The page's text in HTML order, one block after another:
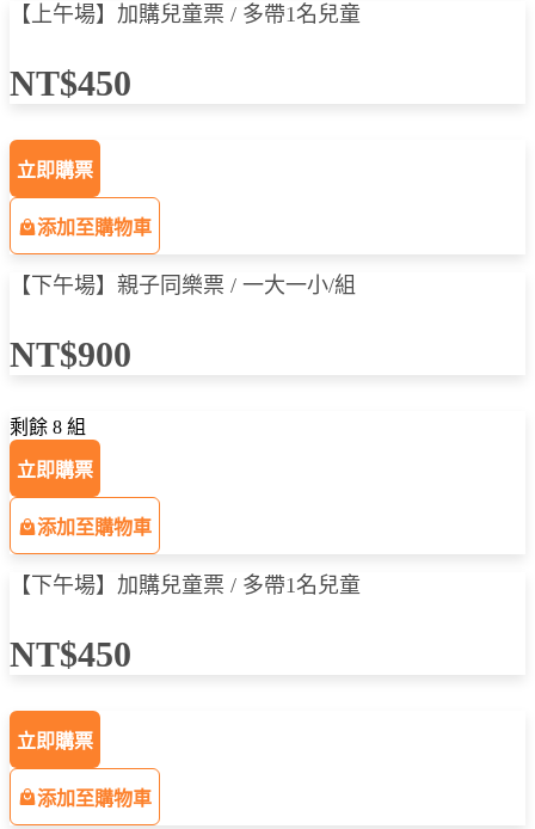
【上午場】加購兒童票 / 多帶1名兒童
NT$450
立即購票
添加至購物車
【下午場】親子同樂票 / 一大一小/組
NT$900
剩餘 8 組
立即購票
添加至購物車
【下午場】加購兒童票 / 多帶1名兒童
NT$450
立即購票
添加至購物車